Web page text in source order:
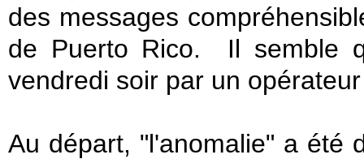
des messages
de Puerto Rico. Il semble
vendredi soir par un
Au départ, "l'anomalie" a été